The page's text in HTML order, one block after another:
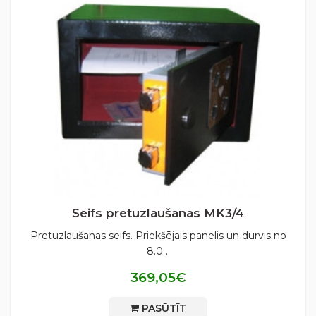
Seifs pretuzlaušanas MK3/4
Pretuzlaušanas seifs. Priekšējais panelis un durvis no
8.0 ..
369,05€
PASŪTĪT